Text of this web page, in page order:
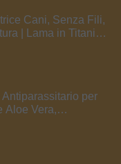
Cani, Senza Fili,
| Lama in Titanio e
per
Aloe Vera,
per Cani e Gatti